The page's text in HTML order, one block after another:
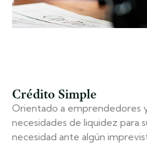
Crédito Simple
Orientado a emprendedores
necesidades de liquidez para
necesidad ante algún